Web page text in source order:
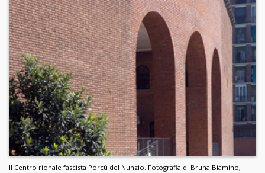
Il Centro rionale fascista Porcù del Nunzio. Fotografia di Bruna Biamino,